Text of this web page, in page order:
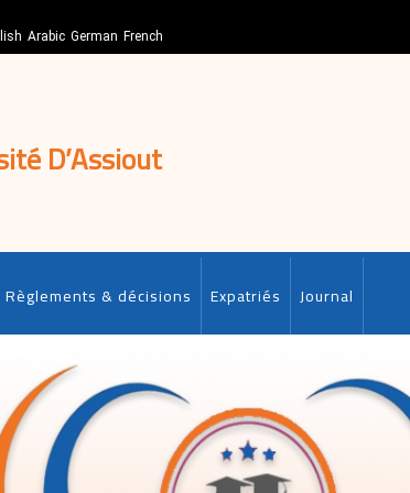
Arabic German French
D’Assiout
Règlements & décisions Expatriés Journal